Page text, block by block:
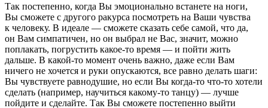
Так постепенно, когда Вы эмоционально встанете на ноги,
Вы сможете с другого ракурса посмотреть на Ваши чувства
к человеку. В идеале — сможете сказать себе самой, что да,
он Вам симпатичен, но он выбрал не Вас, значит, можно
поплакать, погрустить какое-то время — и пойти жить
дальше. В какой-то момент очень важно, даже если Вам
ничего не хочется и руки опускаются, все равно делать шаги:
Вы чувствуете равнодушие, но если Вы когда-то что-то хотели
сделать (например, научиться какому-то танцу) — лучше
пойдите и сделайте. Так Вы сможете постепенно выйти